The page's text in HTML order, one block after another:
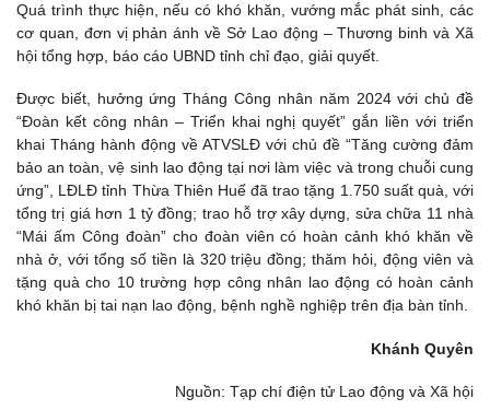
Quá trình thực hiện, nếu có khó khăn, vướng mắc phát sinh, các
cơ quan, đơn vị phản ánh về Sở Lao động – Thương binh và Xã
hội tổng hợp, báo cáo UBND tỉnh chỉ đạo, giải quyết.
Được biết, hưởng ứng Tháng Công nhân năm 2024 với chủ đề
“Đoàn kết công nhân – Triển khai nghị quyết” gắn liền với triển
khai Tháng hành động về ATVSLĐ với chủ đề “Tăng cường đảm
bảo an toàn, vệ sinh lao động tại nơi làm việc và trong chuỗi cung
ứng”, LĐLĐ tỉnh Thừa Thiên Huế đã trao tặng 1.750 suất quà, với
tổng trị giá hơn 1 tỷ đồng; trao hỗ trợ xây dựng, sửa chữa 11 nhà
“Mái ấm Công đoàn” cho đoàn viên có hoàn cảnh khó khăn về
nhà ở, với tổng số tiền là 320 triệu đồng; thăm hỏi, động viên và
tặng quà cho 10 trường hợp công nhân lao động có hoàn cảnh
khó khăn bị tai nạn lao động, bệnh nghề nghiệp trên địa bàn tỉnh.
Khánh Quyên
Nguồn: Tạp chí điện tử Lao động và Xã hội